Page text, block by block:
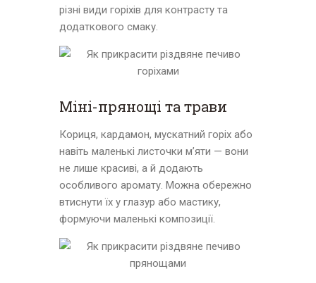
різні види горіхів для контрасту та
додаткового смаку.
Міні-прянощі та трави
Кориця, кардамон, мускатний горіх або
навіть маленькі листочки м’яти — вони
не лише красиві, а й додають
особливого аромату. Можна обережно
втиснути їх у глазур або мастику,
формуючи маленькі композиції.